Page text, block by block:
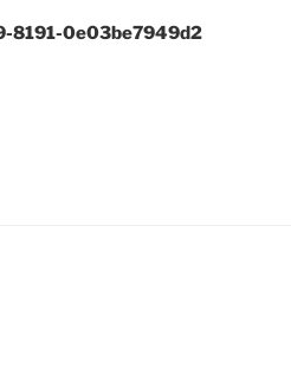
8191-0e03be7949d2